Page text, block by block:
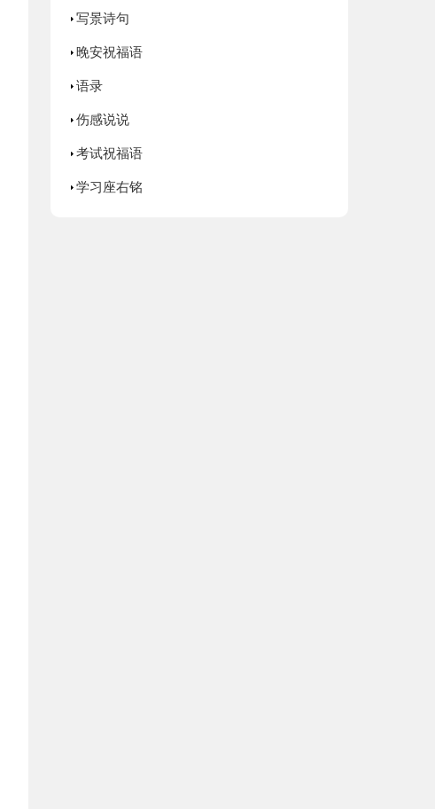
写景诗句
晚安祝福语
语录
伤感说说
考试祝福语
学习座右铭